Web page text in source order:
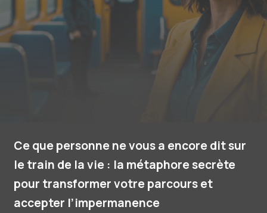
Ce que personne ne vous a encore dit sur
le train de la vie : la métaphore secrète
pour transformer votre parcours et
accepter l’impermanence